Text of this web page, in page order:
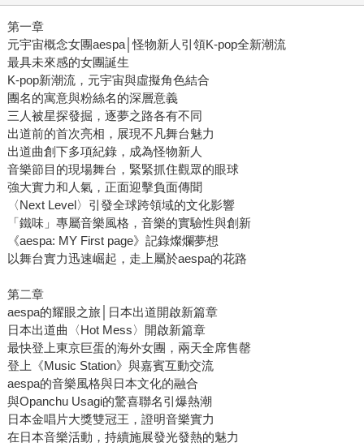
第一章
元宇宙概念女團aespa│怪物新人引領K-pop全新潮流
最具未來感的女團誕生
K-pop新潮流，元宇宙與虛擬角色結合
團名的寓意與粉絲名的深層意義
三人被星探發掘，逐夢之路各有不同
出道前的首次亮相，展現不凡舞台魅力
出道曲創下多項紀錄，成為怪物新人
音樂節目的現場舞台，緊緊抓住觀眾的眼球
強大實力和人氣，正面迎擊負面傳聞
〈Next Level〉引發全球跨領域的文化影響
「鐵味」專屬音樂風格，音樂的實驗性與創新
《aespa: MY First page》記錄燦爛夢想
以舞台實力迅速崛起，走上屬於aespa的花路
第二章
aespa的耀眼之旅│日本出道開啟新篇章
日本出道曲〈Hot Mess〉開啟新篇章
最快登上東京巨蛋的海外女團，兩天全席售罄
登上《Music Station》與嘉賓互動交流
aespa的音樂風格與日本文化的融合
與Opanchu Usagi的驚喜聯名引爆熱潮
日本金唱片大獎雙冠王，證明音樂實力
在日本音樂活動，持續施展發光發熱的魅力